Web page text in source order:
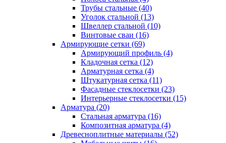
Трубы стальные (40)
Уголок стальной (13)
Швеллер стальной (10)
Винтовые сваи (16)
Армирующие сетки (69)
Армирующий профиль (4)
Кладочная сетка (12)
Арматурная сетка (4)
Штукатурная сетка (11)
Фасадные стеклосетки (23)
Интерьерные стеклосетки (15)
Арматура (20)
Стальная арматура (16)
Композитная арматура (4)
Древесноплитные материалы (52)